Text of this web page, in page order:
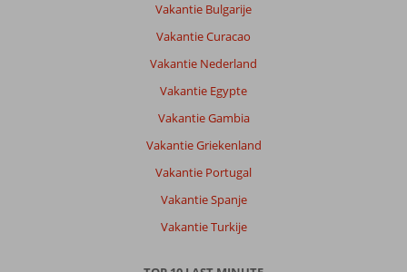
Vakantie Bulgarije
Vakantie Curacao
Vakantie Nederland
Vakantie Egypte
Vakantie Gambia
Vakantie Griekenland
Vakantie Portugal
Vakantie Spanje
Vakantie Turkije